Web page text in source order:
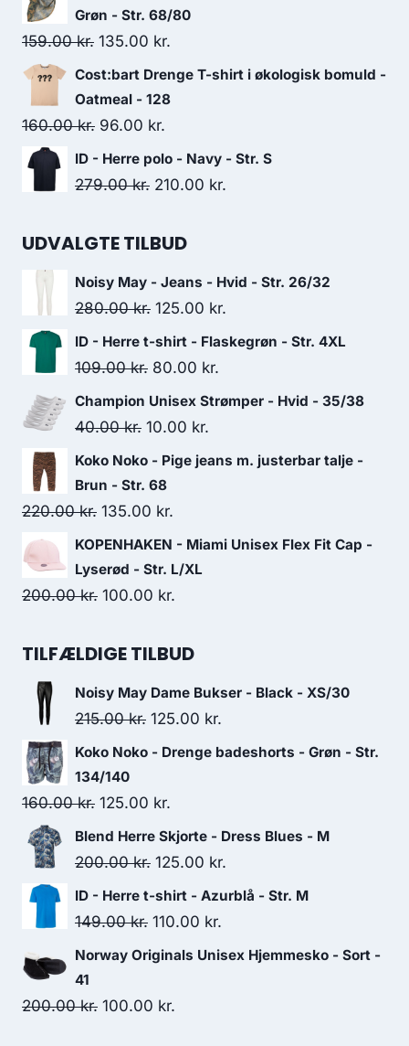
was:
725.00 kr..
is:
Grøn - Str. 68/80
159.00kr. Original
price
was:
159.00 kr..
135.00 kr.
price
Cost:bart Drenge T-shirt i økologisk bomuld -
Oatmeal - 128
160.00kr. Original
price
was:
96.00 kr.
price
is:
ID - Herre polo - Navy - Str. S
279.00kr. Original
was:
210.00 kr.
UDVALGTE TILBUD
Noisy May - Jeans - Hvid - Str. 26/32
280.00kr. Original
price
was:
125.00 kr.
price
ID - Herre t-shirt - Flaskegrøn - Str. 4XL
109.00kr. Original
price
was:
80.00 kr.
price
Champion Unisex Strømper - Hvid - 35/38
40.00kr. Original
price
was:
40.00 kr..
10.00 kr.
price
Koko Noko - Pige jeans m. justerbar talje -
Brun - Str. 68
220.00kr. Original
price
was:
220.00 kr..
135.00 kr.
price
is:
KOPENHAKEN - Miami Unisex Flex Fit Cap -
Lyserød - Str. L/XL
200.00kr. Original
was:
100.00 kr.
is:
TILFÆLDIGE TILBUD
Noisy May Dame Bukser - Black - XS/30
215.00kr. Original
price
215.00 kr..
125.00 kr.
price
Koko Noko - Drenge badeshorts - Grøn - Str.
134/140
160.00kr. Original
price
was:
125.00 kr.
price
is:
Blend Herre Skjorte - Dress Blues - M
200.00kr. Original
price
was:
125.00 kr.
price
ID - Herre t-shirt - Azurblå - Str. M
149.00kr. Original
price
149.00 kr..
110.00 kr.
price
Norway Originals Unisex Hjemmesko - Sort -
41
200.00kr. Original
100.00 kr.